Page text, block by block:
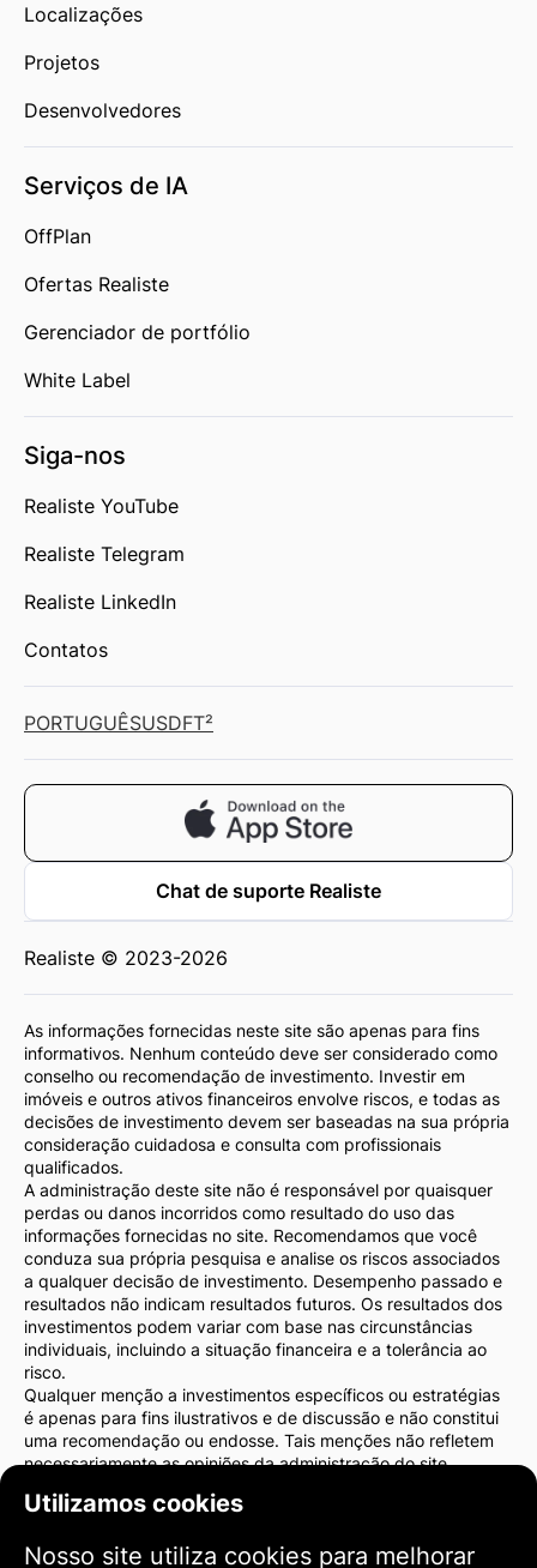
Utilizamos cookies
Nosso site utiliza cookies para melhorar
Localizações
Projetos
Desenvolvedores
Serviços de IA
OffPlan
Ofertas Realiste
Gerenciador de portfólio
White Label
Siga-nos
Realiste YouTube
Realiste Telegram
Realiste LinkedIn
Contatos
PORTUGUÊSUSDFT²
Chat de suporte Realiste
Realiste © 2023-2026
As informações fornecidas neste site são apenas para fins
informativos. Nenhum conteúdo deve ser considerado como
conselho ou recomendação de investimento. Investir em
imóveis e outros ativos financeiros envolve riscos, e todas as
decisões de investimento devem ser baseadas na sua própria
consideração cuidadosa e consulta com profissionais
qualificados.
A administração deste site não é responsável por quaisquer
perdas ou danos incorridos como resultado do uso das
informações fornecidas no site. Recomendamos que você
conduza sua própria pesquisa e analise os riscos associados
a qualquer decisão de investimento. Desempenho passado e
resultados não indicam resultados futuros. Os resultados dos
investimentos podem variar com base nas circunstâncias
individuais, incluindo a situação financeira e a tolerância ao
risco.
Qualquer menção a investimentos específicos ou estratégias
é apenas para fins ilustrativos e de discussão e não constitui
uma recomendação ou endosse. Tais menções não refletem
necessariamente as opiniões da administração do site.
financeiro ou advogado antes de tomar decisões de
investimento e pelos riscos associados a elas.